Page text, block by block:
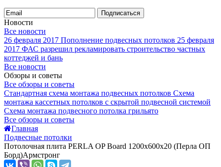
Подписаться
Новости
Все новости
26 февраля 2017 Пополнение подвесных потолков 25 февраля
2017 ФАС разрешил рекламировать строительство частных
коттеджей и бань
Все новости
Обзоры и советы
Все обзоры и советы
Стандартная схема монтажа подвесных потолков Схема
монтажа кассетных потолков с скрытой подвесной системой
Схема монтажа подвесного потолка грильято
Все обзоры и советы
Главная
Подвесные потолки
Потолочная плита PERLA OP Board 1200x600x20 (Перла ОП
Борд)Армстронг